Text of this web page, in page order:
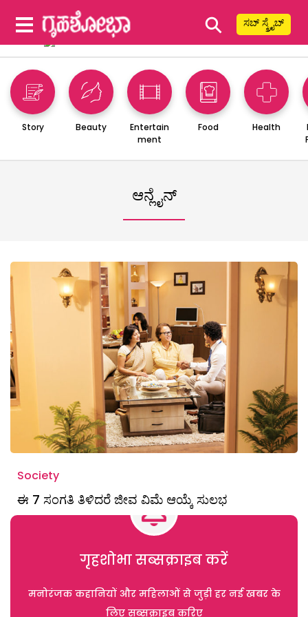
⚲ ಸಬ್ ಸ್ಕ್ರೈಬ್
Story Beauty
Entertain
ment
Food Health
ಆನ್ಲೈನ್
Society
ಈ 7 ಸಂಗತಿ ತಿಳಿದರೆ ಜೀವ ವಿಮೆ ಆಯ್ಕೆ ಸುಲಭ
गृहशोभा सब्सक्राइब करें
मनोरंजक कहानियों और महिलाओं से जुड़ी हर नई खबर के
लिए सब्सक्राइब करिए